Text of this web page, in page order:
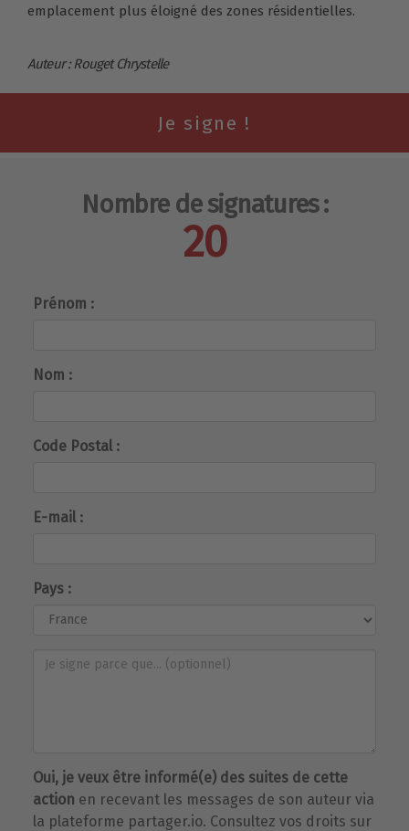
emplacement plus éloigné des zones résidentielles.
Auteur : Rouget Chrystelle
Nombre de signatures :
20
Prénom :
Nom :
Code Postal :
E-mail :
Pays :
Oui, je veux être informé(e) des suites de cette
action en recevant les messages de son auteur via
la plateforme partager.io. Consultez vos droits sur